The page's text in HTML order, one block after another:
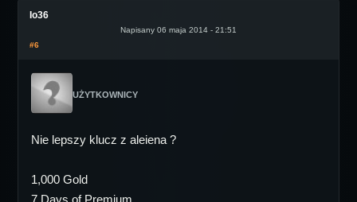
Io36
Napisany 06 maja 2014 - 21:51
#6
UŻYTKOWNICY
Nie lepszy klucz z aleiena ?
1,000 Gold
7 Days of Premium